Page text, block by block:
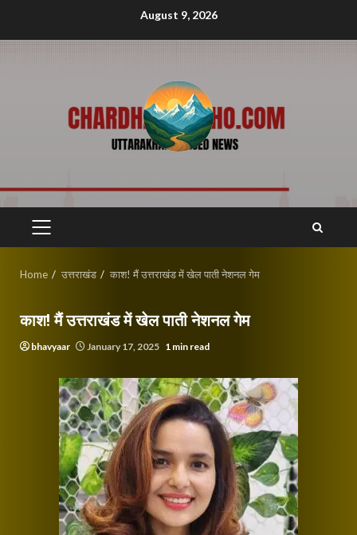
August 9, 2026
PRIMARY
Home उत्तराखंड काश! मैं उत्तराखंड में खेल पाती नेशनल गेम
काश! मैं उत्तराखंड में खेल पाती नेशनल गेम
bhavyaar January 17, 2025 1 min read